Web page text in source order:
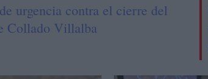
urgencia contra el cierre del
Collado Villalba